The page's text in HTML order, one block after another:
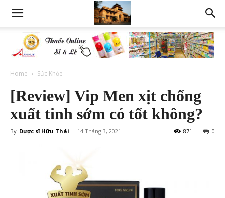
Home Sức Khỏe
[Review] Vip Men xịt chống
xuất tinh sớm có tốt không?
By Dược sĩ Hữu Thái - 14 Tháng 3, 2021 0
871